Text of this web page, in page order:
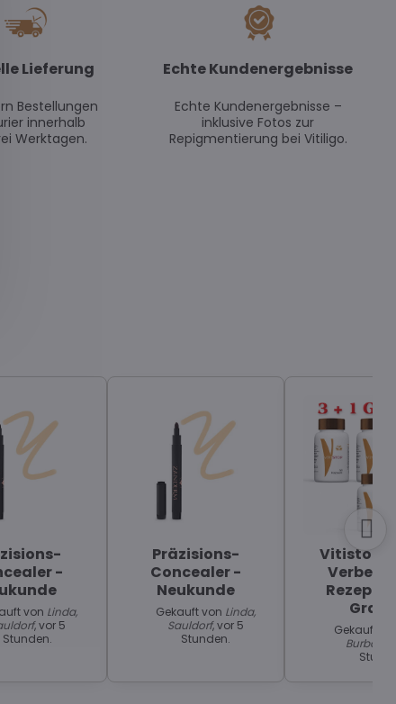
Lieferung
Bestellungen
innerhalb
Werktagen.
Echte Kundenergebnisse
Echte Kundenergebnisse –
inklusive Fotos zur
Repigmentierung bei Vitiligo.
-
von Linda,
, vor 5
Stunden.
Präzisions-
Concealer -
Neukunde
Gekauft von Linda,
Sauldorf, vor 5
Stunden.
Vitistop
Rezeptur
Gekauft
Burbach